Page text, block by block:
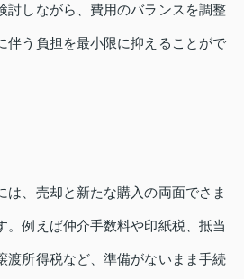
討しながら、費用のバランスを調整
伴う負担を最小限に抑えることがで
は、売却と新たな購入の両面でさま
。例えば仲介手数料や印紙税、抵当
渡所得税など、準備がないまま手続